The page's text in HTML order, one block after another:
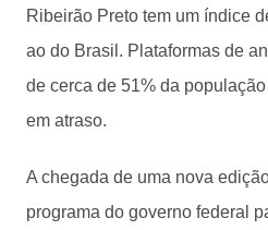
Ribeirão Preto tem um índice
ao do Brasil. Plataformas de
de cerca de 51% da
em atraso.
A chegada de uma nova
programa do governo federal